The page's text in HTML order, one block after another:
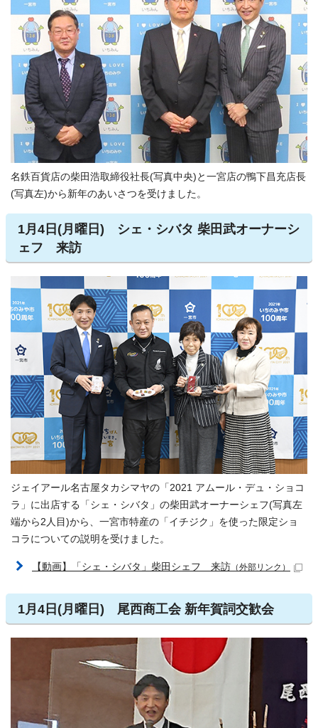
名鉄百貨店の柴田浩取締役社長(写真中央)と一宮店の鴨下昌充店長
(写真左)から新年のあいさつを受けました。
1月4日(月曜日) シェ・シバタ 柴田武オーナーシ
ェフ 来訪
ジェイアール名古屋タカシマヤの「2021 アムール・デュ・ショコ
ラ」に出店する「シェ・シバタ」の柴田武オーナーシェフ(写真左
端から2人目)から、一宮市特産の「イチジク」を使った限定ショ
コラについての説明を受けました。
【動画】「シェ・シバタ」柴田シェフ 来訪 （外部リンク）
1月4日(月曜日) 尾西商工会 新年賀詞交歓会